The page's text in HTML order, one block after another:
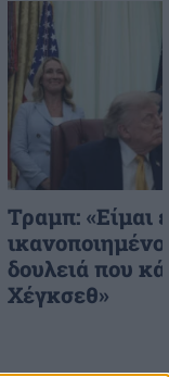
Τραμπ: «Είμαι
δουλειά που
Χέγκσεθ»